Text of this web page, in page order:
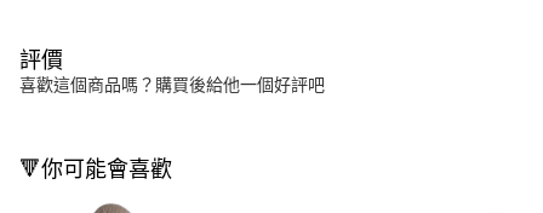
評價
喜歡這個商品嗎？購買後給他一個好評吧
🔻你可能會喜歡